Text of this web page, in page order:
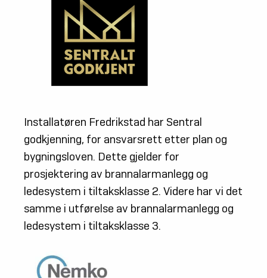
Installatøren Fredrikstad har Sentral
godkjenning, for ansvarsrett etter plan og
bygningsloven. Dette gjelder for
prosjektering av brannalarmanlegg og
ledesystem i tiltaksklasse 2. Videre har vi det
samme i utførelse av brannalarmanlegg og
ledesystem i tiltaksklasse 3.